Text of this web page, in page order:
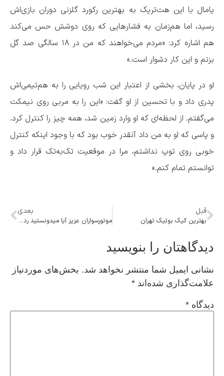
یامال با این هت‌تریک به بهترین رکورد گلزنی دوران بازی‌اش
رسید، اما هم‌زمان به فشارهایی که روی دوشش حس می‌کند
هم اشاره کرد: «مردم می‌خواهند که من در ۱۸ سالگی صد گل
بزنم و این کار دشوار است.»
او در پایان، بخشی از اعتبار این شب رویایی را به هم‌تیمی‌اش
پدری داد و با تحسین از او گفت: «این را به مربی روی نیمکت
می‌گفتم. از لحظه‌ای که او وارد زمین شد، همه چیز را کنترل کرد.
و پاسی که او به من داد آنقدر خوب بود که با وجود اینکه کنترل
خوبی روی توپ نداشتم، مرا در موقعیت تک‌به‌تک قرار داد و
توانستم تمام کنم.»
قبل
بهترین کیک بوتیک تهران
بعدی
موتورسواران عزیز آیا میدونستید ردیاب GPS مگنت دزد رو در کمتر ۵ دقیقه لو می‌دهد؟
دیدگاهتان را بنویسید
نشانی ایمیل شما منتشر نخواهد شد. بخش‌های موردنیاز
علامت‌گذاری شده‌اند *
دیدگاه *